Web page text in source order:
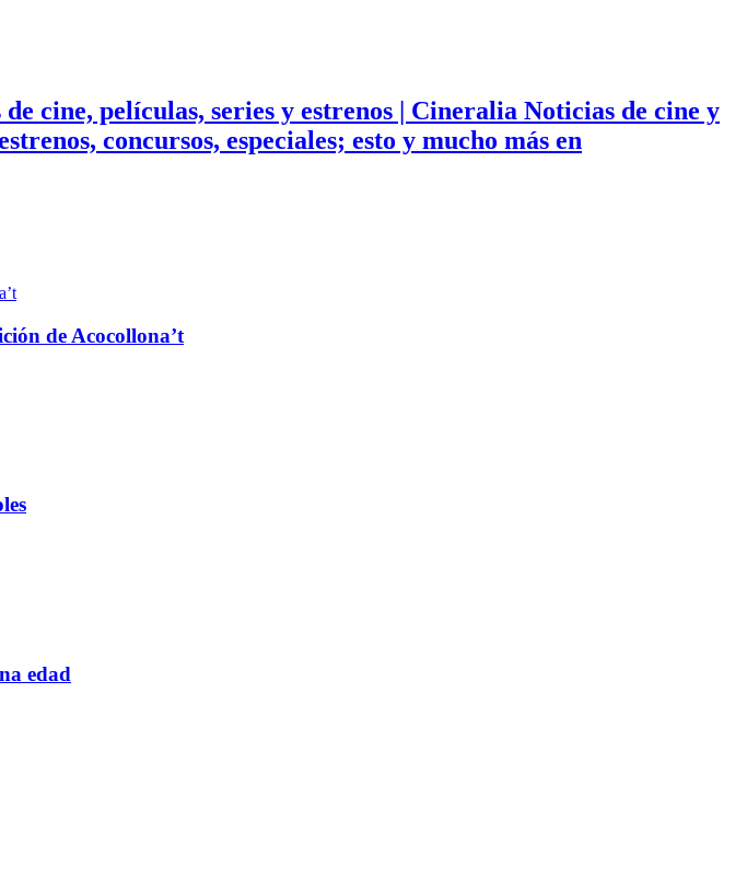
cine, películas, series y estrenos | Cineralia Noticias de cine y
concursos, especiales; esto y mucho más en
de Acocollona’t
edad